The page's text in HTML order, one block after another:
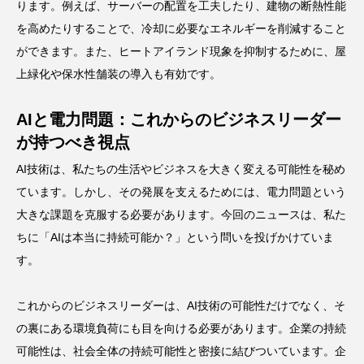
ります。例えば、サーバーの配置を工夫したり、建物の断熱性能
を高めたりすることで、冷却に必要なエネルギーを削減すること
ができます。また、ヒートアイランド現象を抑制するために、屋
上緑化や保水性舗装の導入も有効です。
AIと電力問題：これからのビジネスリーダー
が持つべき視点
AI技術は、私たちの生活やビジネスを大きく変える可能性を秘め
ています。しかし、その発展を支えるためには、電力問題という
大きな課題を克服する必要があります。今回のニュースは、私た
ちに「AIは本当に持続可能か？」という問いを投げかけていま
す。
これからのビジネスリーダーは、AI技術の可能性だけでなく、そ
の裏にある環境負荷にも目を向ける必要があります。企業の持続
可能性は、社会全体の持続可能性と密接に結びついています。企